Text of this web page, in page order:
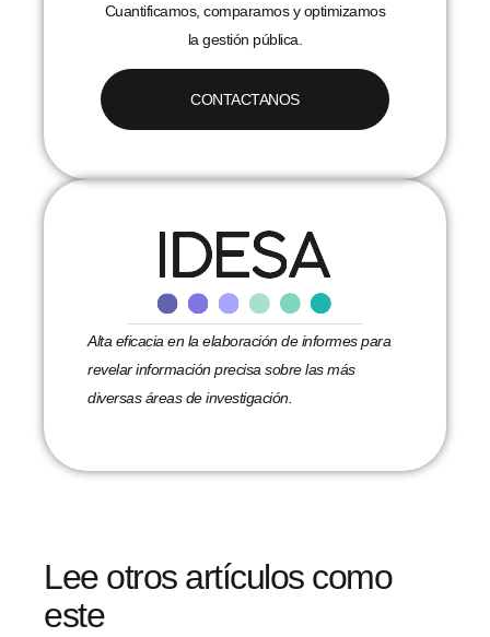
Cuantificamos, comparamos y optimizamos
la gestión pública.
CONTACTANOS
Alta eficacia en la elaboración de informes para
revelar información precisa sobre las más
diversas áreas de investigación.
Lee otros artículos como
este